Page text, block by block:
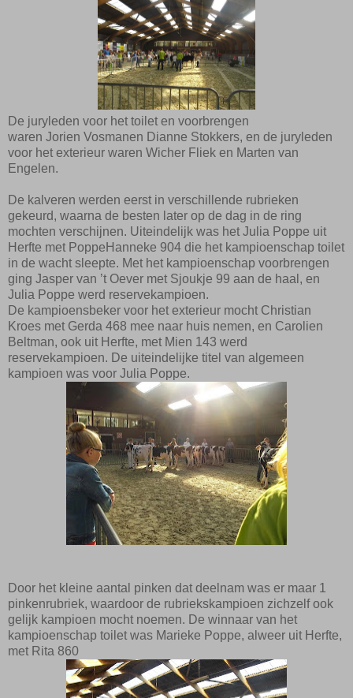
De juryleden voor het toilet en voorbrengen
waren Jorien Vosmanen Dianne Stokkers, en de juryleden
voor het exterieur waren Wicher Fliek en Marten van
Engelen.
De kalveren werden eerst in verschillende rubrieken
gekeurd, waarna de besten later op de dag in de ring
mochten verschijnen. Uiteindelijk was het Julia Poppe uit
Herfte met Poppe Hanneke 904 die het kampioenschap toilet
in de wacht sleepte. Met het kampioenschap voorbrengen
ging Jasper van ’t Oever met Sjoukje 99 aan de haal, en
Julia Poppe werd reservekampioen.
De kampioensbeker voor het exterieur mocht Christian
Kroes met Gerda 468 mee naar huis nemen, en Carolien
Beltman, ook uit Herfte, met Mien 143 werd
reservekampioen. De uiteindelijke titel van algemeen
kampioen was voor Julia Poppe.
Door het kleine aantal pinken dat deelnam was er maar 1
pinkenrubriek, waardoor de rubriekskampioen zichzelf ook
gelijk kampioen mocht noemen. De winnaar van het
kampioenschap toilet was Marieke Poppe, alweer uit Herfte,
met Rita 860